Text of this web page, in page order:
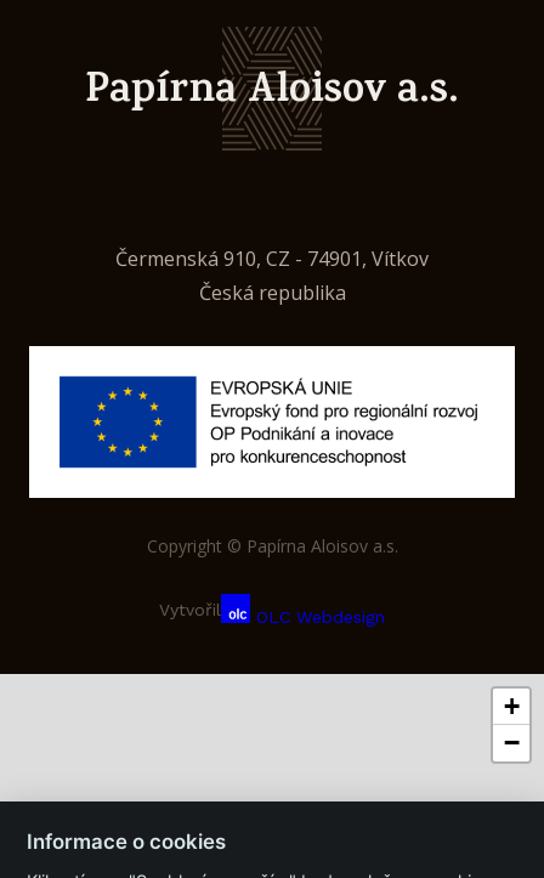
Papírna Aloisov a.s.
Čermenská 910, CZ - 74901, Vítkov
Česká republika
Copyright © Papírna Aloisov a.s.
Vytvořil OLC Webdesign
+
−
Informace o cookies